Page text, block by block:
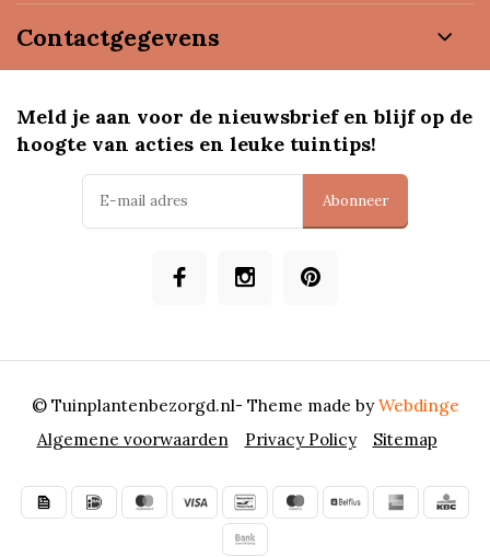
Contactgegevens
Meld je aan voor de nieuwsbrief en blijf op de
hoogte van acties en leuke tuintips!
Abonneer
Algemene voorwaarden Privacy Policy Sitemap
© Tuinplantenbezorgd.nl- Theme made byWebdinge